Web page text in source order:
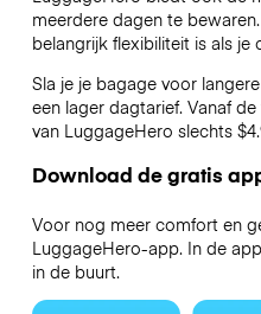
meerdere dagen te
belangrijk flexibiliteit is als je
Sla je je bagage voor
een lager dagtarief. Vanaf
van LuggageHero slechts
Download de gratis
Voor nog meer comfort en
LuggageHero-app. In de
in de buurt.